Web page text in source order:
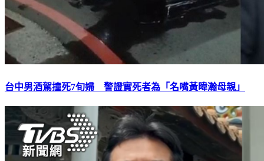
台中男酒駕撞死7旬婦 警證實死者為「名嘴黃暐瀚母親」